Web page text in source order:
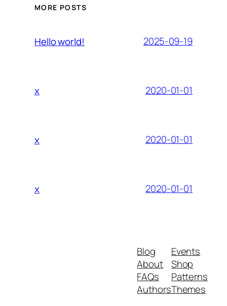
MORE POSTS
Hello world! 2025-09-19
x 2020-01-01
x 2020-01-01
x 2020-01-01
Blog
About
FAQs
Authors
Events
Shop
Patterns
Themes